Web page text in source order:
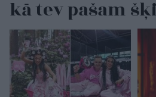
kā tev pašam